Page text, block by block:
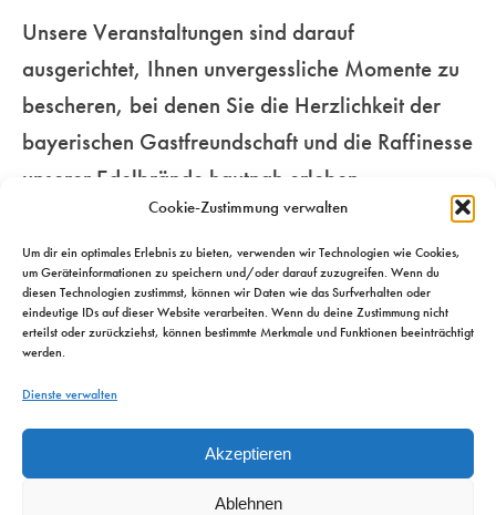
Cookie-Zustimmung verwalten
Um dir ein optimales Erlebnis zu bieten, verwenden wir Technologien wie Cookies,
um Geräteinformationen zu speichern und/oder darauf zuzugreifen. Wenn du
diesen Technologien zustimmst, können wir Daten wie das Surfverhalten oder
eindeutige IDs auf dieser Website verarbeiten. Wenn du deine Zustimmung nicht
erteilst oder zurückziehst, können bestimmte Merkmale und Funktionen beeinträchtigt
werden.
Dienste verwalten
Akzeptieren
Ablehnen
Mehr
beschwingten
Mehr
Genussmenschen.
Mehr
Unsere Veranstaltungen sind darauf
ausgerichtet, Ihnen unvergessliche Momente zu
bescheren, bei denen Sie die Herzlichkeit der
bayerischen Gastfreundschaft und die Raffinesse
unserer Edelbrände hautnah erleben.